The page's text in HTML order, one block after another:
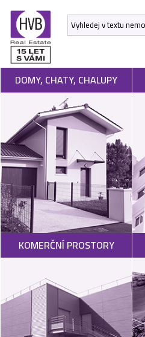
DOMY, CHATY, CHALUPY
KOMERČNÍ PROSTORY
ÚVODNÍ
STRÁNKA
NEMOVITOSTI
DEVELOPERSKÉ
PROJEKTY
SLUŽBY
NABÍDNOUT
NEMOVITOST
POPTAT
NEMOVITOST
VÝKUP
NEMOVITOSTÍ
SPONZORUJEME